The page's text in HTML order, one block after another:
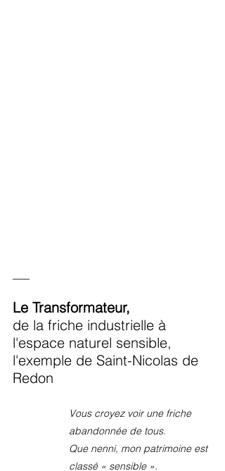
Le Transformateur,
de la friche industrielle à
l'espace naturel sensible,
l'exemple de Saint-Nicolas de
Redon
Vous croyez voir une friche
abandonnée de tous.
Que nenni, mon patrimoine est
classé « sensible ».